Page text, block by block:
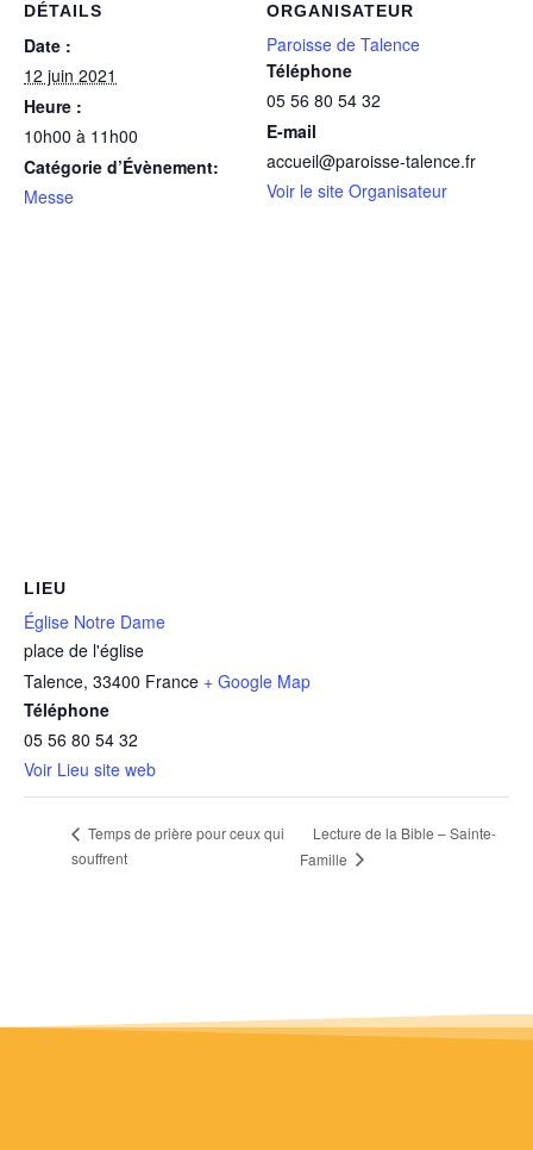
DÉTAILS
Date :
12 juin 2021
Heure :
10h00 à 11h00
Catégorie d’Évènement:
Messe
ORGANISATEUR
Paroisse de Talence
Téléphone
05 56 80 54 32
E-mail
accueil@paroisse-talence.fr
Voir le site Organisateur
LIEU
Église Notre Dame
place de l'église
Talence, 33400 France + Google Map
Téléphone
05 56 80 54 32
Voir Lieu site web
Temps de prière pour ceux qui
souffrent
Lecture de la Bible – Sainte-
Famille